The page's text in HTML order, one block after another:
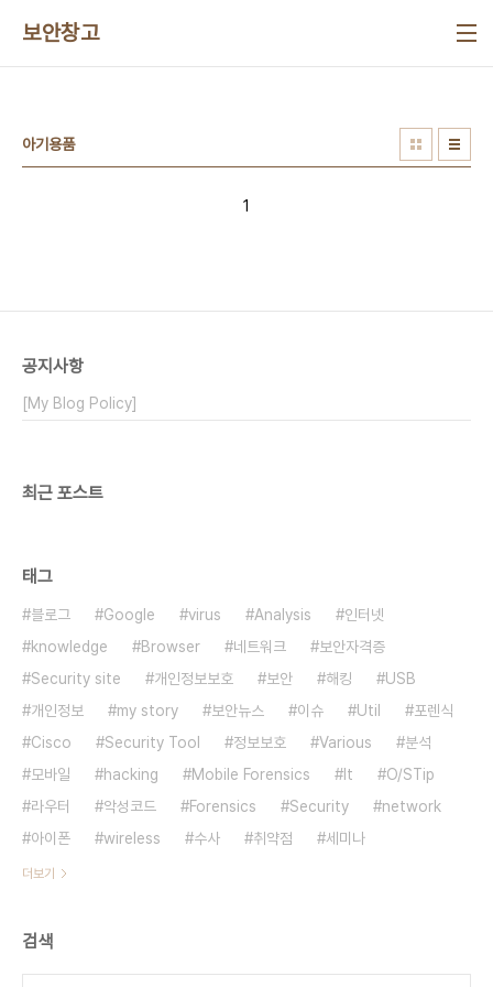
보안창고
아기용품
1
공지사항
[My Blog Policy]
최근 포스트
태그
블로그 Google virus Analysis
인터넷
knowledge
Browser 네트워크
보안자격증
Security site
개인정보보호 보안 해킹
USB
개인정보
my story 보안뉴스 이슈 Util
포렌식
Cisco
Security Tool 정보보호 Various
분석
모바일
hacking Mobile Forensics It
O/STip
라우터
악성코드 Forensics Security
network
아이폰
wireless 수사 취약점 세미나
더보기
검색